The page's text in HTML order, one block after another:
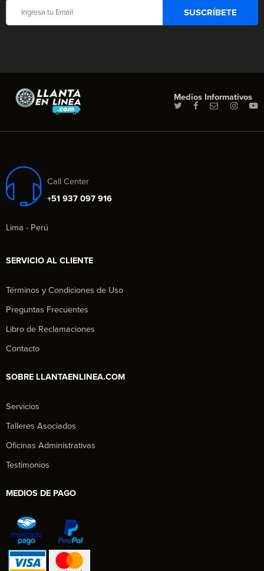
Medios Informativos
Call Center
+51 937 097 916
Lima - Perú
SERVICIO AL CLIENTE
Términos y Condiciones de Uso
Preguntas Frecuentes
Libro de Reclamaciones
Contacto
SOBRE LLANTAENLINEA.COM
Servicios
Talleres Asociados
Oficinas Administrativas
Testimonios
MEDIOS DE PAGO